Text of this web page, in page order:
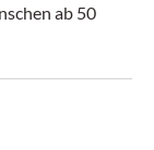
ab 50